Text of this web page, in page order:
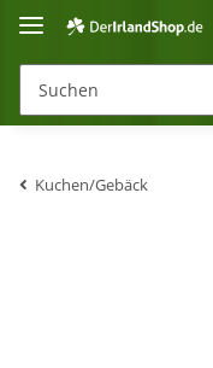
Kuchen/Gebäck